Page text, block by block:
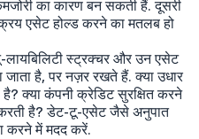
का कारण बन सकती हैं. दूसरी
एसेट होल्ड करने का मतलब हो
स्ट्रक्चर और उन एसेट
है, पर नज़र रखते हैं. क्या उधार
क्या कंपनी क्रेडिट सुरक्षित करने
करती है? डेट-टू-एसेट जैसे अनुपात
करने में मदद करें.